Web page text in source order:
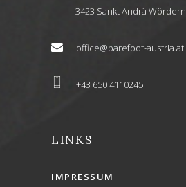
3423 Sankt Andrä Wördern
office@barefoot-austria.at
+43 650 4110245
LINKS
IMPRESSUM